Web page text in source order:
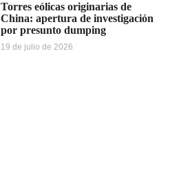
Torres eólicas originarias de
China: apertura de investigación
por presunto dumping
19 de julio de 2026